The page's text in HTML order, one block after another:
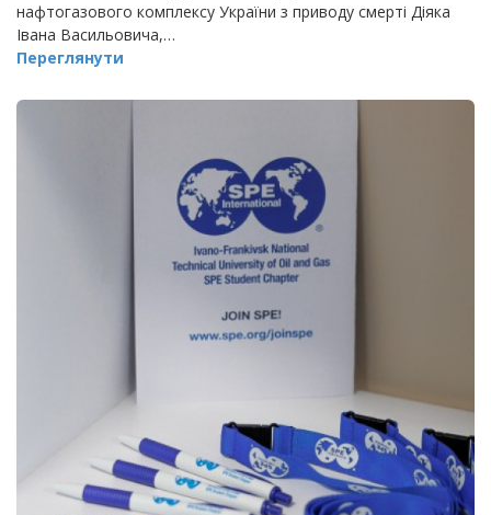
нафтогазового комплексу України з приводу смерті Діяка
Івана Васильовича,…
Переглянути